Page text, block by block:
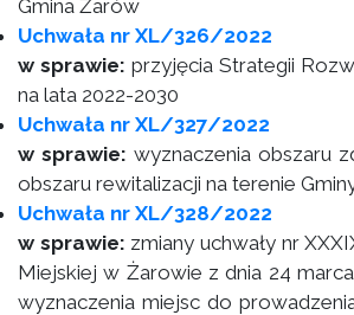
Gmina Żarów
Uchwała nr XL/326/2022
w sprawie: przyjęcia Strategii
na lata 2022-2030
Uchwała nr XL/327/2022
w sprawie: wyznaczenia obszaru
obszaru rewitalizacji na terenie
Uchwała nr XL/328/2022
w sprawie: zmiany uchwały nr
Miejskiej w Żarowie z dnia 24
wyznaczenia miejsc do